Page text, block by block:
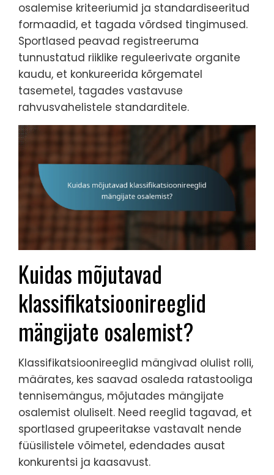
osalemise kriteeriumid ja standardiseeritud
formaadid, et tagada võrdsed tingimused.
Sportlased peavad registreeruma
tunnustatud riiklike reguleerivate organite
kaudu, et konkureerida kõrgematel
tasemetel, tagades vastavuse
rahvusvahelistele standarditele.
Kuidas mõjutavad
klassifikatsioonireeglid
mängijate osalemist?
Klassifikatsioonireeglid mängivad olulist rolli,
määrates, kes saavad osaleda ratastooliga
tennisemängus, mõjutades mängijate
osalemist oluliselt. Need reeglid tagavad, et
sportlased grupeeritakse vastavalt nende
füüsilistele võimetel, edendades ausat
konkurentsi ja kaasavust.